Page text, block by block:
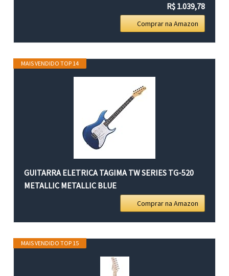
R$ 1.039,78
Comprar na Amazon
MAIS VENDIDO TOP 14
GUITARRA ELETRICA TAGIMA TW SERIES TG-520
METALLIC METALLIC BLUE
Comprar na Amazon
MAIS VENDIDO TOP 15